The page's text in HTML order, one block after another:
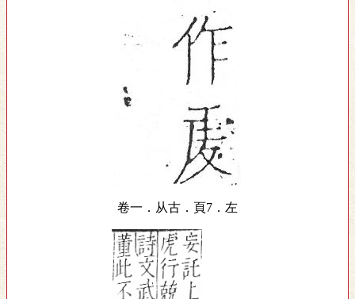
卷一．从古．頁7．左